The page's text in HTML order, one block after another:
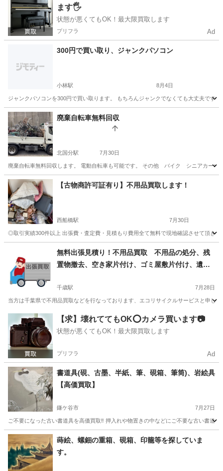
ます🖐️
状態が悪くてもOK！最大限買取します
プリフラ Ad
300円で買い取り、ジャンクパソコン
小林駅 8月4日
ジャンクパソコンを300円で買い取ります。 もちろんジャンクでなくても大丈夫です
千葉 印西市 小林駅 不用品買取
廃棄自転車無料回収
北国分駅 7月30日
廃棄自転車無料回収します。 電動自転車も可能です。 その他 バイク シニアカーな
千葉 松戸市 北国分駅 不用品回収 無料
【古物商許可証有り】不用品買取します！
西船橋駅 7月30日
◎取引実績300件以上 出張費・査定費・見積もり費用全て無料で現地確認させて頂き
西船橋駅 不用品買取 買取
無料出張見積り！不用品買取 不用品の処分、残
置物撤去、空き家片付け、ゴミ屋敷片付け、遺品
津市 木更津市 袖ヶ浦市
千歳駅 7月28日
当方は千葉県で不用品買取などを行なっております、エコリサイクルサービスと申し
千葉 南房総市 千歳駅 不用品買取 無料
【求】壊れててもOK⭕️カメラ買います📷
状態が悪くてもOK！最大限買取します
プリフラ Ad
書道具(硯、古墨、半紙、筆、硯箱、筆筒)、岩絵具
【高価買取】
鎌ケ谷市 7月27日
ご不要になった古い書道具を高価買取‼️ 押入れや物置きの中などにご不要な古い書道
千葉 鎌ケ谷市 不用品買取 買取
蒔絵、螺鈿の重箱、硯箱、印籠等を探していま
す。